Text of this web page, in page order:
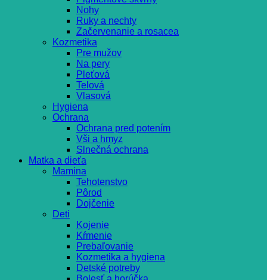
Nohy
Ruky a nechty
Začervenanie a rosacea
Kozmetika
Pre mužov
Na pery
Pleťová
Telová
Vlasová
Hygiena
Ochrana
Ochrana pred potením
Vši a hmyz
Slnečná ochrana
Matka a dieťa
Mamina
Tehotenstvo
Pôrod
Dojčenie
Deti
Kojenie
Kŕmenie
Prebaľovanie
Kozmetika a hygiena
Detské potreby